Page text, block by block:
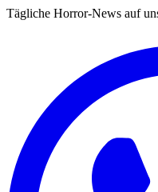
Tägliche Horror-News auf